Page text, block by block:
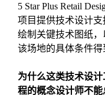
5 Star Plus Retail
项目提供技术设计
绘制关键技术图纸
该场地的具体条件得
为什么这类技术设
程的概念设计师不